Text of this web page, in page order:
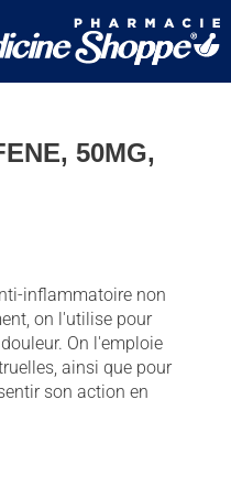
50MG,
inflammatoire non
on l'utilise pour
On l'emploie
ainsi que pour
son action en